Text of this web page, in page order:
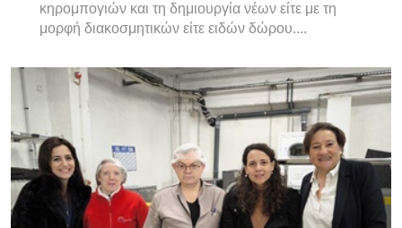
κηρομπογιών και τη δημιουργία νέων είτε με τη
μορφή διακοσμητικών είτε ειδών δώρου....